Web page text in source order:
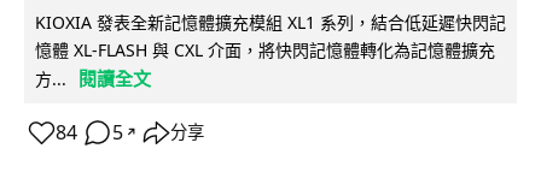
KIOXIA 發表全新記憶體擴充模組 XL1 系列，結合低延遲快閃記
憶體 XL-FLASH 與 CXL 介面，將快閃記憶體轉化為記憶體擴充
方...
閱讀全文
84 5 ↗ 分享